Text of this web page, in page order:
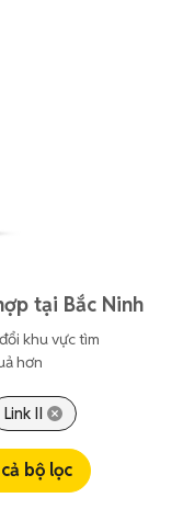
tại Bắc Ninh
khu vực tìm
hơn
Link II
bộ lọc